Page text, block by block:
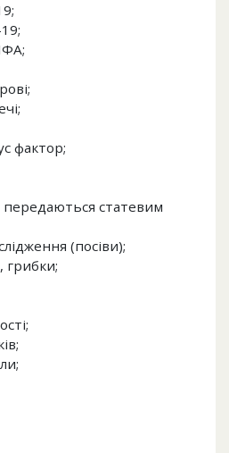
фактор;
статевим
(посіви);
грибки;